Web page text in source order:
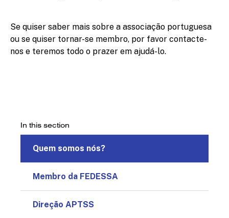
Se quiser saber mais sobre a associação portuguesa
ou se quiser tornar-se membro, por favor contacte-
nos e teremos todo o prazer em ajudá-lo.
In this section
Quem somos nós?
Membro da FEDESSA
Direção APTSS